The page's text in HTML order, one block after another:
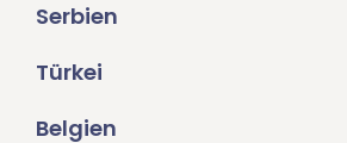
Serbien
Türkei
Belgien